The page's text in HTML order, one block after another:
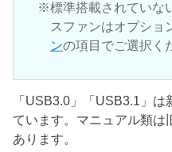
標準搭載されていな
スファンはオプショ
ンの項目でご選択く
「USB3.0」「USB3.1」
ています。マニュアル類は
あります。